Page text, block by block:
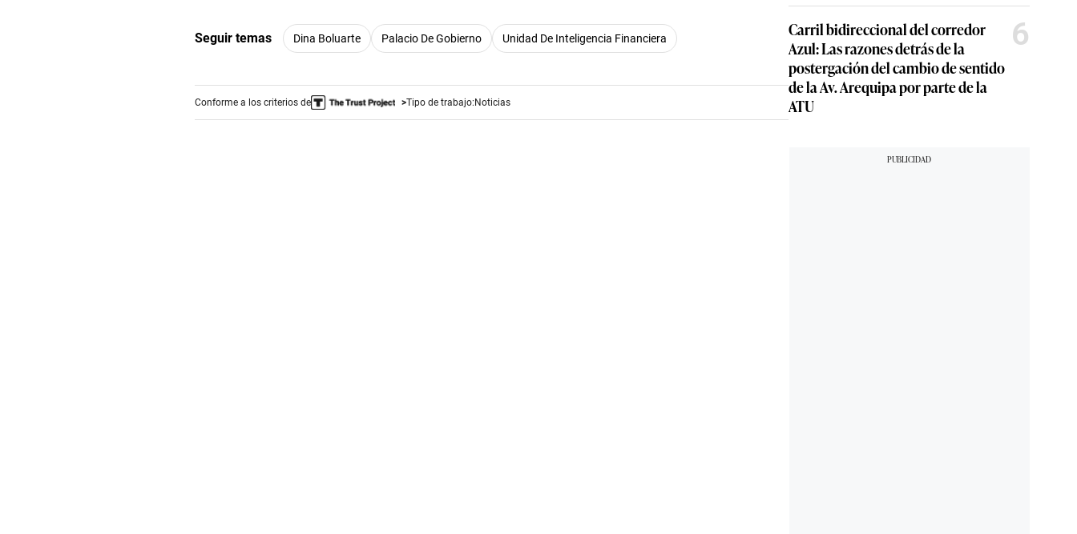
Seguir temas Dina Boluarte Palacio De Gobierno Unidad De Inteligencia Financiera
Conforme a los criterios de Tipo de trabajo:Noticias
Carril bidireccional del corredor
Azul: Las razones detrás de la
postergación del cambio de sentido
de la Av. Arequipa por parte de la
ATU
6